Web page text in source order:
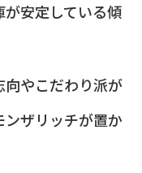
安定している傾
向やこだわり派が
ザリッチが置か